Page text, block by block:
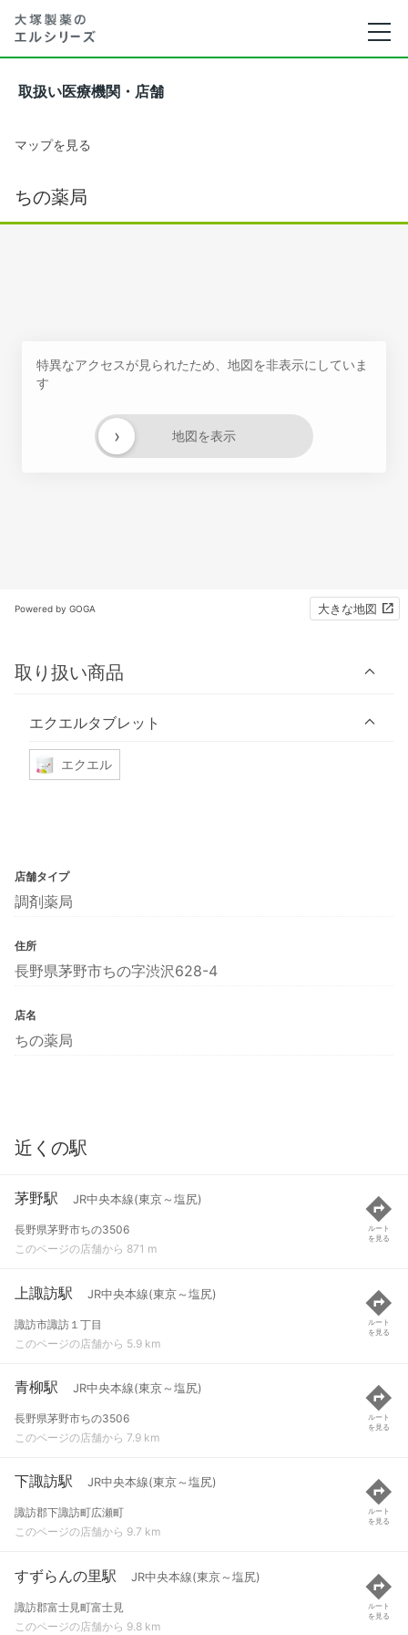
取扱い医療機関・店舗
マップを見る
ちの薬局
特異なアクセスが見られたため、地図を非表示にしていま
す
地図を表示
›
Powered by GOGA 大きな地図
取り扱い商品
エクエルタブレット
エクエル
店舗タイプ
調剤薬局
住所
長野県茅野市ちの字渋沢628-4
店名
ちの薬局
近くの駅
茅野駅 JR中央本線(東京～塩尻)
長野県茅野市ちの3506
このページの店舗から 871 m
ルート
を見る
上諏訪駅 JR中央本線(東京～塩尻)
諏訪市諏訪１丁目
このページの店舗から 5.9 km
ルート
を見る
青柳駅 JR中央本線(東京～塩尻)
長野県茅野市ちの3506
このページの店舗から 7.9 km
ルート
を見る
下諏訪駅 JR中央本線(東京～塩尻)
諏訪郡下諏訪町広瀬町
このページの店舗から 9.7 km
ルート
を見る
すずらんの里駅 JR中央本線(東京～塩尻)
諏訪郡富士見町富士見
このページの店舗から 9.8 km
ルート
を見る